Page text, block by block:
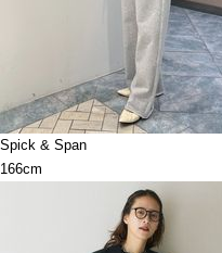
Spick & Span
166cm